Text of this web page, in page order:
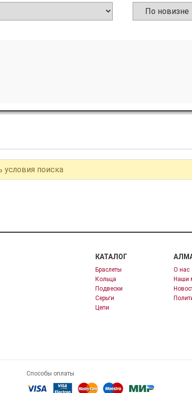
условия поиска
КАТАЛОГ
Браслеты
Кольца
Подвески
Серьги
Цепи
О нас
Наши
Способы оплаты